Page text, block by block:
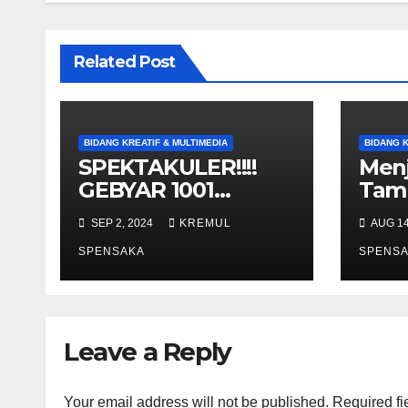
Related Post
BIDANG KREATIF & MULTIMEDIA
SPEKTAKULER!!!!
GEBYAR 1001
BENDERA MERAH
PUTIH
MENYAMBUT HUT
KE-79 RI
SEP 2, 2024 KREMUL
SPENSAKA
BIDANG
AUG
Leave a Reply
Your email address will not be published. Required